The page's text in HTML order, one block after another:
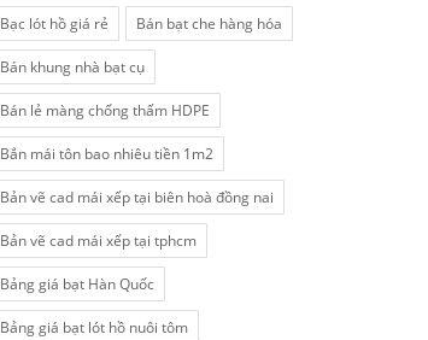
Bạc lót hồ giá rẻ Bán bạt che hàng hóa
Bán khung nhà bạt cụ
Bán lẻ màng chống thấm HDPE
Bắn mái tôn bao nhiêu tiền 1m2
Bản vẽ cad mái xếp tại biên hoà đồng nai
Bản vẽ cad mái xếp tại tphcm
Bảng giá bạt Hàn Quốc
Bảng giá bạt lót hồ nuôi tôm